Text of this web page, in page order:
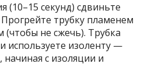
(10–15 секунд) сдвиньте
трубку пламенем
(чтобы не сжечь). Трубка
используете изоленту —
начиная с изоляции и